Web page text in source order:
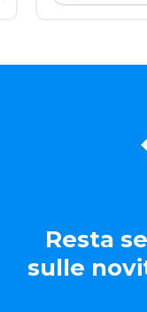
Resta
sulle